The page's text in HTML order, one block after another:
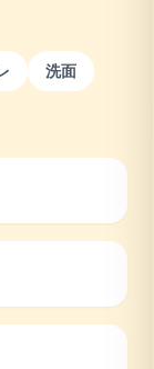
洗面